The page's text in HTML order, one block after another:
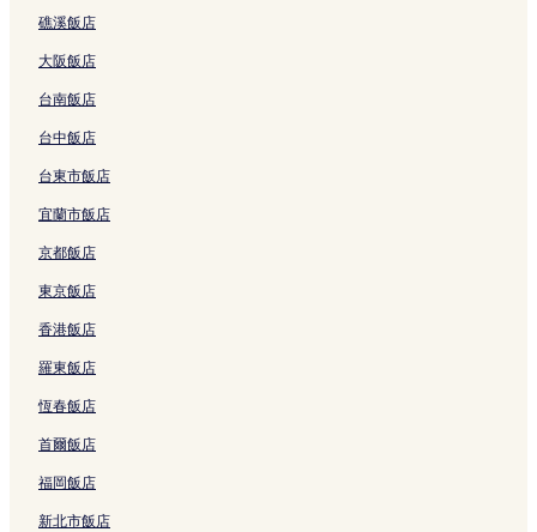
C
o
n
d
t
l
的
連
結
連
結
H
o
n
T
e
s
l
a
n
d
的
結
的
連
結
的
連
結
的
連
結
連
結
a
T
r
a
g
連
結
e
l
的
連
r
a
n
g
連
礁溪飯店
大阪飯店
台南飯店
台中飯店
台東市飯店
宜蘭市飯店
京都飯店
東京飯店
香港飯店
羅東飯店
恆春飯店
首爾飯店
福岡飯店
新北市飯店